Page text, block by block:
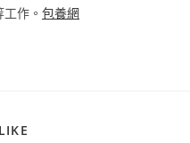
作。 包養網